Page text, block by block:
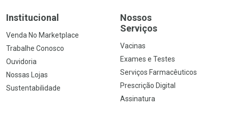
Institucional
Venda No Marketplace
Trabalhe Conosco
Ouvidoria
Nossas Lojas
Sustentabilidade
Nossos
Serviços
Vacinas
Exames e Testes
Serviços Farmacêuticos
Prescrição Digital
Assinatura